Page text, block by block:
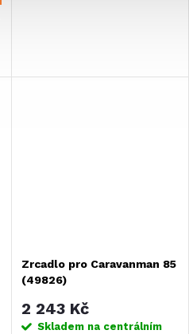
Zrcadlo pro Caravanman 85
(49826)
2 243 Kč
Skladem na centrálním